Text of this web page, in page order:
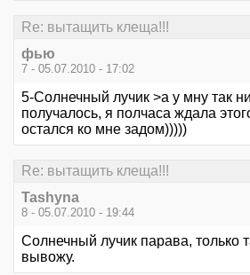
Re: вытащить клеща!!!
фью
7 - 05.07.2010 - 17:02
5-Солнечный лучик >а у мну так
получалось, я полчаса ждала
остался ко мне задом)))))
Re: вытащить клеща!!!
Tashyna
8 - 05.07.2010 - 19:44
Солнечный лучик парава, только
вывожу.